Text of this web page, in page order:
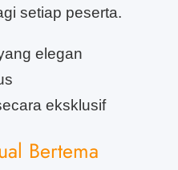
setiap peserta.
elegan
eksklusif
Bertema